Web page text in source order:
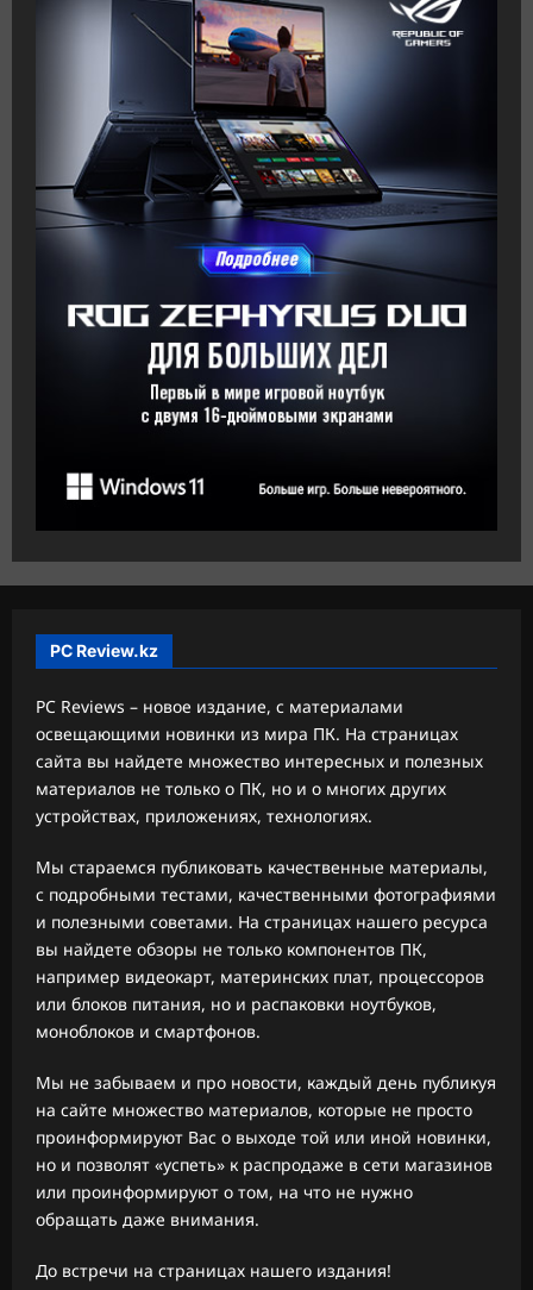
PC Review.kz
PC Reviews – новое издание, с материалами
освещающими новинки из мира ПК. На страницах
сайта вы найдете множество интересных и полезных
материалов не только о ПК, но и о многих других
устройствах, приложениях, технологиях.
Мы стараемся публиковать качественные материалы,
с подробными тестами, качественными фотографиями
и полезными советами. На страницах нашего ресурса
вы найдете обзоры не только компонентов ПК,
например видеокарт, материнских плат, процессоров
или блоков питания, но и распаковки ноутбуков,
моноблоков и смартфонов.
Мы не забываем и про новости, каждый день публикуя
на сайте множество материалов, которые не просто
проинформируют Вас о выходе той или иной новинки,
но и позволят «успеть» к распродаже в сети магазинов
или проинформируют о том, на что не нужно
обращать даже внимания.
До встречи на страницах нашего издания!